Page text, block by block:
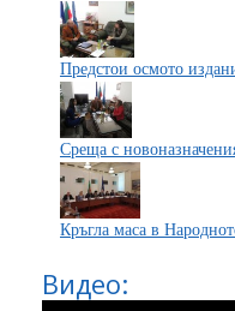
Предстои осмото
Среща с
Кръгла маса в
Видео: